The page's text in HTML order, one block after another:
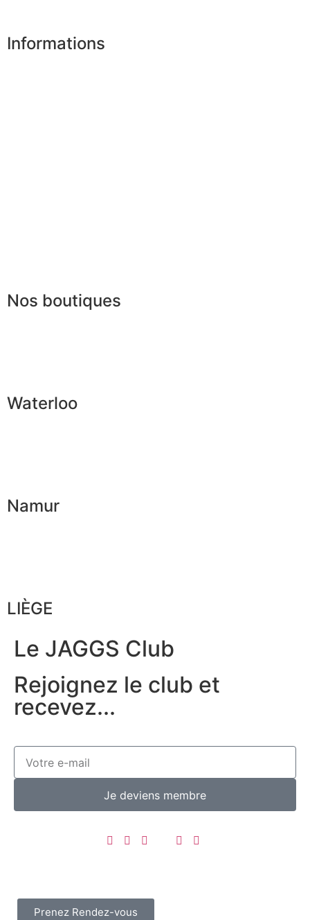
Informations
Nos boutiques
Waterloo
Namur
LIÈGE
Le JAGGS Club
Rejoignez le club et
recevez...
Je deviens membre
Prenez Rendez-vous